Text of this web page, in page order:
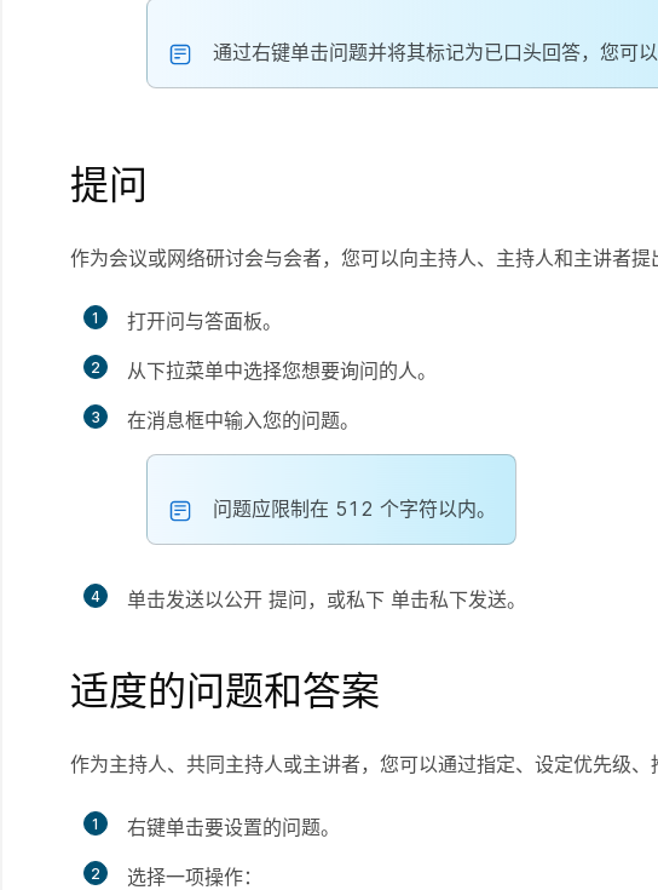
通过右键单击问题并将其标记为已口头回答，您可
提问
作为会议或网络研讨会与会者，您可以向主持人、主持人和主讲者提
1 打开问与答面板。
2 从下拉菜单中选择您想要询问的人。
3 在消息框中输入您的问题。
问题应限制在 512 个字符以内。
4 单击发送以公开 提问， 或私下 单击私下发送。
适度的问题和答案
作为主持人、共同主持人或主讲者，您可以通过指定、设定优先级、
1 右键单击要设置的问题。
2
选择一项操作：